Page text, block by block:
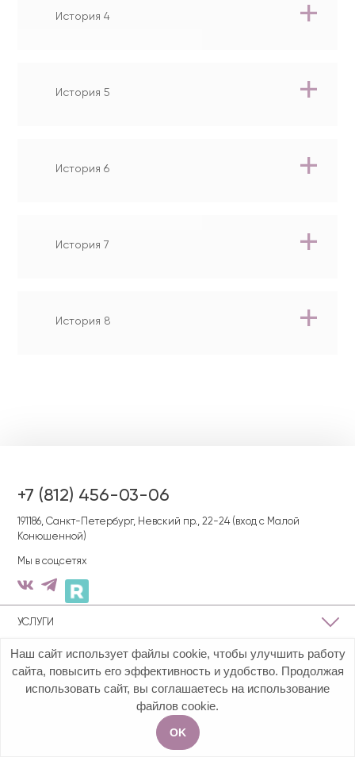
История 4
История 5
История 6
История 7
История 8
+7 (812) 456-03-06
191186, Cанкт-Петербург, Невский пр., 22-24 (вход с Малой
Конюшенной)
Мы в соцсетях
УСЛУГИ
О КЛИНИКЕ
ПОЛЕЗНАЯ ИНФОРМАЦИЯ
Наш сайт использует файлы cookie, чтобы улучшить работу
сайта, повысить его эффективность и удобство. Продолжая
использовать сайт, вы соглашаетесь на использование
файлов cookie.
OK